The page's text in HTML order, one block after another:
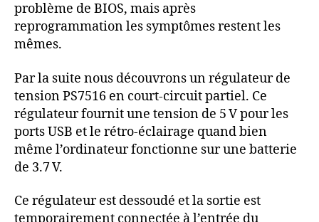
problème de BIOS, mais après
reprogrammation les symptômes restent les
mêmes.
Par la suite nous découvrons un régulateur de
tension PS7516 en court-circuit partiel. Ce
régulateur fournit une tension de 5 V pour les
ports USB et le rétro-éclairage quand bien
même l’ordinateur fonctionne sur une batterie
de 3.7 V.
Ce régulateur est dessoudé et la sortie est